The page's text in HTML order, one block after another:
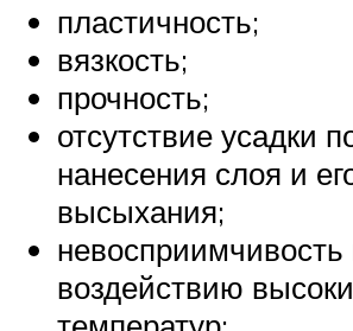
пластичность;
вязкость;
прочность;
отсутствие усадки
нанесения слоя и
высыхания;
невосприимчивость
воздействию